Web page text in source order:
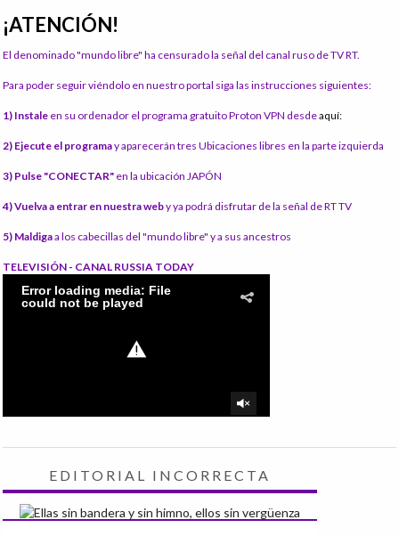
¡ATENCIÓN!
El denominado "mundo libre" ha censurado la señal del canal ruso de TV RT.
Para poder seguir viéndolo en nuestro portal siga las instrucciones siguientes:
1) Instale en su ordenador el programa gratuito Proton VPN desdeaquí:
2) Ejecute el programay aparecerán tres Ubicaciones libres en la parte izquierda
3) Pulse "CONECTAR" en la ubicación JAPÓN
4) Vuelva a entrar en nuestra weby ya podrá disfrutar de la señal de RT TV
5) Maldigaa los cabecillas del "mundo libre" y a sus ancestros
TELEVISIÓN - CANAL RUSSIA TODAY
EDITORIAL INCORRECTA